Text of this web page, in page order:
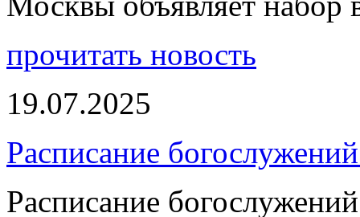
прочитать новость
19.07.2025
Расписание
Расписание